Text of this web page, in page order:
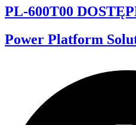
PL-600T00
Power Platform